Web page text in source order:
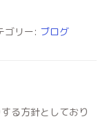
ゴリー: ブログ
る方針としており